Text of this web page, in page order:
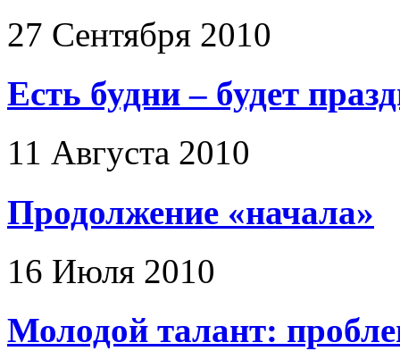
27 Сентября 2010
Есть будни – будет
11 Августа 2010
Продолжение «начала»
16 Июля 2010
Молодой талант: